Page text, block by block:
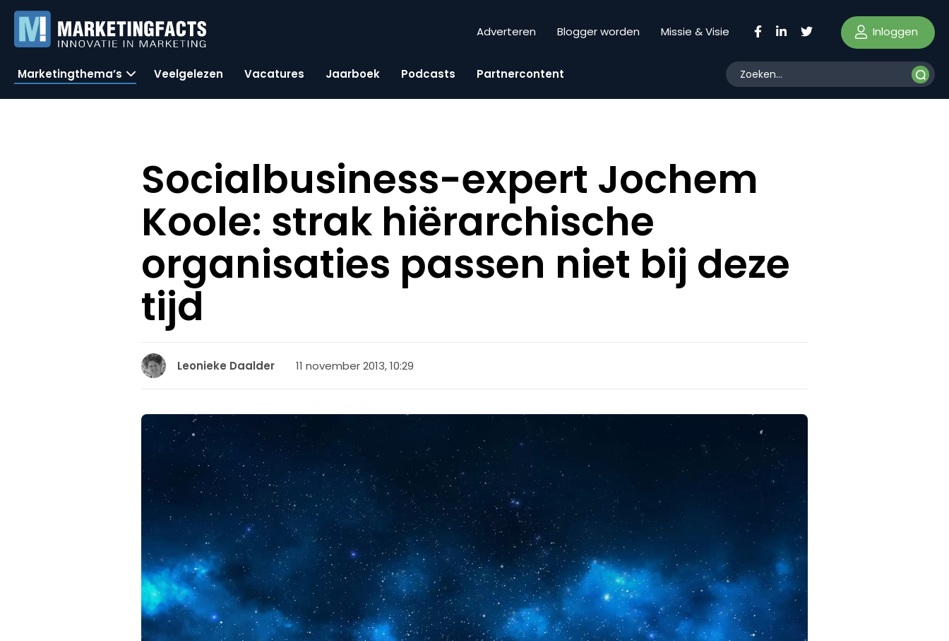
Adverteren Blogger worden Missie & Visie Inloggen
Marketingthema’s Veelgelezen Vacatures Jaarboek Podcasts Partnercontent
Socialbusiness-expert Jochem
Koole: strak hiërarchische
organisaties passen niet bij deze
tijd
Leonieke Daalder 11 november 2013, 10:29